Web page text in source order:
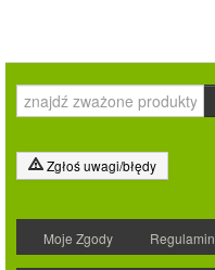
Zgłoś uwagi/błędy
Moje Zgody Regulamin